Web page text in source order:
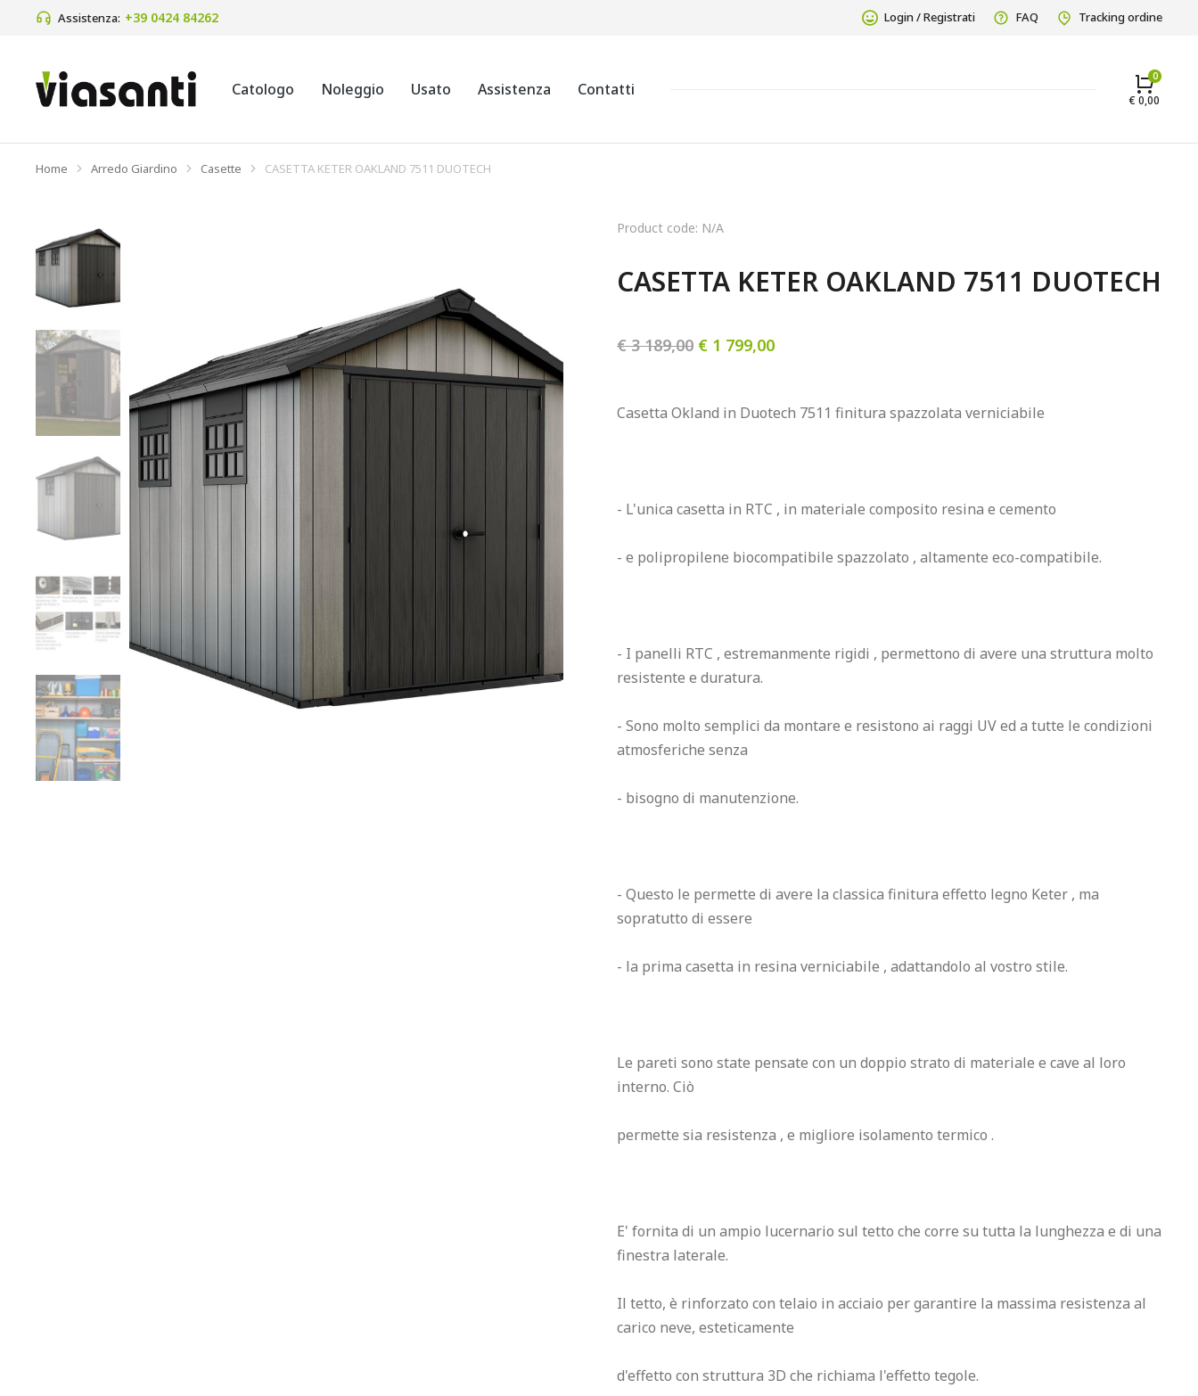
Assistenza: +39 0424 84262 Login / Registrati FAQ Tracking ordine
Catologo Noleggio Usato Assistenza Contatti
€ 0,00
Tu sei qui:
Home Arredo Giardino Casette CASETTA KETER OAKLAND 7511 DUOTECH
Product code: N/A
CASETTA KETER OAKLAND 7511 DUOTECH
€3 189,00 € 1 799,00
Casetta Okland in Duotech 7511 finitura spazzolata verniciabile
- L'unica casetta in RTC , in materiale composito resina e cemento
- e polipropilene biocompatibile spazzolato , altamente eco-compatibile.
- I panelli RTC , estremanmente rigidi , permettono di avere una struttura molto
resistente e duratura.
- Sono molto semplici da montare e resistono ai raggi UV ed a tutte le condizioni
atmosferiche senza
- bisogno di manutenzione.
- Questo le permette di avere la classica finitura effetto legno Keter , ma
sopratutto di essere
- la prima casetta in resina verniciabile , adattandolo al vostro stile.
Le pareti sono state pensate con un doppio strato di materiale e cave al loro
interno. Ciò
permette sia resistenza , e migliore isolamento termico .
E' fornita di un ampio lucernario sul tetto che corre su tutta la lunghezza e di una
finestra laterale.
Il tetto, è rinforzato con telaio in acciaio per garantire la massima resistenza al
carico neve, esteticamente
d'effetto con struttura 3D che richiama l'effetto tegole.